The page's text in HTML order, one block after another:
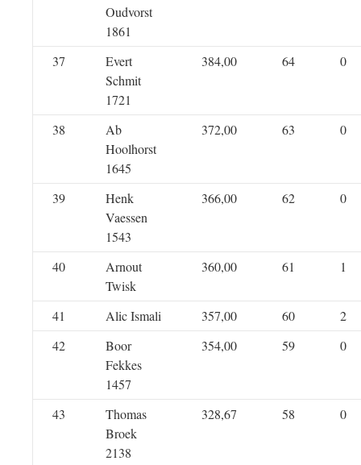
Oudvorst
1861
37
Evert
Schmit
1721
384,00 64 0
38
Ab
Hoolhorst
1645
372,00 63 0
39
Henk
Vaessen
1543
366,00 62 0
40
Arnout
Twisk
360,00 61 1
41 Alic Ismali 357,00 60
2
42
Boor
Fekkes
1457
354,00 59 0
43
Thomas
Broek
2138
328,67 58 0